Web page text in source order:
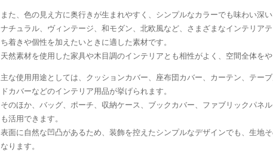
また、色の見え方に奥行きが生まれやすく、シンプルなカラーでも味わい深
ナチュラル、ヴィンテージ、和モダン、北欧風など、さまざまなインテリア
ち着きや個性を加えたいときに適した素材です。
天然素材を使用した家具や木目調のインテリアとも相性がよく、空間全体を
主な使用用途としては、クッションカバー、座布団カバー、カーテン、テー
ドカバーなどのインテリア用品が挙げられます。
そのほか、バッグ、ポーチ、収納ケース、ブックカバー、ファブリックパネ
も活用できます。
表面に自然な凹凸があるため、装飾を控えたシンプルなデザインでも、生地
なります。